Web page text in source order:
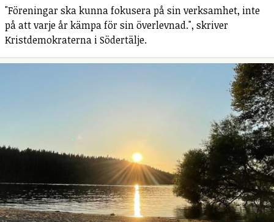
"Föreningar ska kunna fokusera på sin verksamhet, inte
på att varje år kämpa för sin överlevnad.", skriver
Kristdemokraterna i Södertälje.